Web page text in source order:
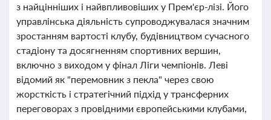
з найцінніших і найвпливовіших у Прем'єр-лізі. Його
управлінська діяльність супроводжувалася значним
зростанням вартості клубу, будівництвом сучасного
стадіону та досягненням спортивних вершин,
включно з виходом у фінал Ліги чемпіонів. Леві
відомий як "перемовник з пекла" через свою
жорсткість і стратегічний підхід у трансферних
переговорах з провідними європейськими клубами,